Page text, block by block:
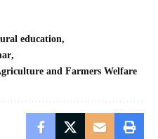
education
and Farmers Welfare